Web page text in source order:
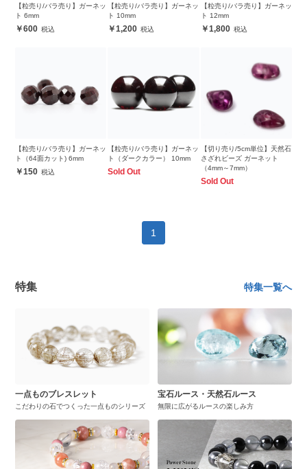
【粒売り/バラ売り】ガーネッ
ト 6mm
600
【粒売り/バラ売り】ガーネッ
ト 10mm
1,200
【粒売り/バラ売り】ガーネッ
ト 12mm
1,800
【粒売り/バラ売り】ガーネッ
ト（64面カット) 6mm
150
【粒売り/バラ売り】ガーネッ
ト（ダークカラー） 10mm
Sold Out
【切り売り/5cm単位】天然石
さざれビーズ ガーネット
（4mm～7mm）
Sold Out
1
特集 特集一覧へ
一点ものブレスレット
こだわりの石でつくった一点ものシリーズ
宝石ルース・天然石ルース
無限に広がるルースの楽しみ方